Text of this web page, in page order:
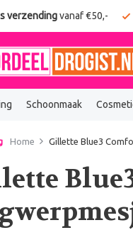
verzendingvanaf €50,-
Schoonmaak
Home Gillette Blue3